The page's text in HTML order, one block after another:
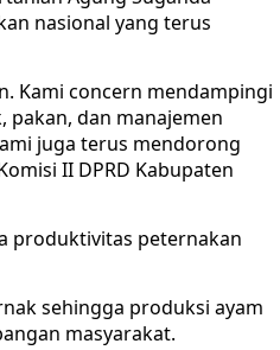
nasional yang terus
Kami concern mendampingi
pakan, dan manajemen
juga terus mendorong
II DPRD Kabupaten
produktivitas peternakan
sehingga produksi ayam
masyarakat.